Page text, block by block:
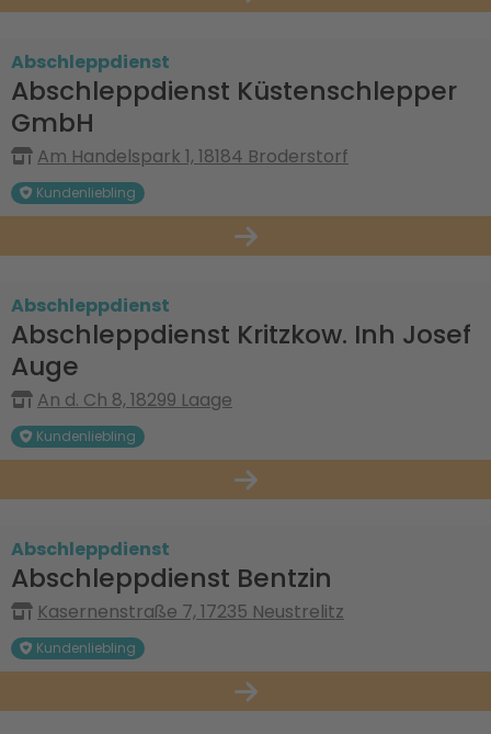
Abschleppdienst
Abschleppdienst Küstenschlepper
GmbH
Am Handelspark 1, 18184 Broderstorf
Kundenliebling
Abschleppdienst
Abschleppdienst Kritzkow. Inh Josef
Auge
An d. Ch 8, 18299 Laage
Kundenliebling
Abschleppdienst
Abschleppdienst Bentzin
Kasernenstraße 7, 17235 Neustrelitz
Kundenliebling